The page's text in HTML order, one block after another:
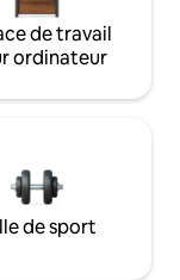
de travail
ordinateur
de sport